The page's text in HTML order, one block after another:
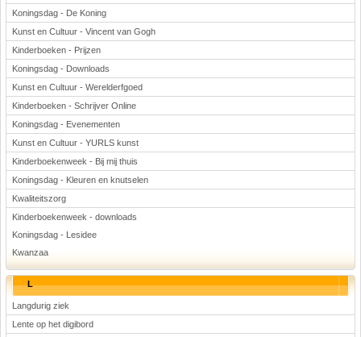
Koningsdag - De Koning
Kunst en Cultuur - Vincent van Gogh
Kinderboeken - Prijzen
Koningsdag - Downloads
Kunst en Cultuur - Werelderfgoed
Kinderboeken - Schrijver Online
Koningsdag - Evenementen
Kunst en Cultuur - YURLS kunst
Kinderboekenweek - Bij mij thuis
Koningsdag - Kleuren en knutselen
Kwaliteitszorg
Kinderboekenweek - downloads
Koningsdag - Lesidee
Kwanzaa
L
Langdurig ziek
Lente op het digibord